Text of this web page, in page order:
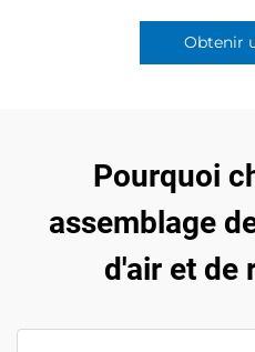
Obtenir
Pourquoi
assemblage
d'air et de